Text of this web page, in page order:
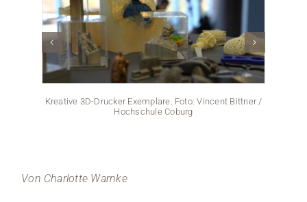
News
Veranstaltungen
Kreative 3D-Drucker Exemplare. Foto: Vincent Bittner /
Hochschule Coburg
Von Charlotte Warnke